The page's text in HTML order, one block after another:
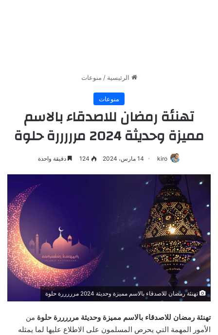
الرئيسية / منوعات
منوعات
تهنئة رمضان للاصدقاء بالاسم
مميزة وحديثة 2024 مرررررة حلوة
kiro 14 مارس، 2024 124 دقيقة واحدة
تهنئة رمضان للاصدقاء بالاسم مميزة وحديثة 2024 مرررررة حلوة
تهنئة رمضان للاصدقاء بالاسم مميزة وحديثة مرررررة حلوة من
الأمور المهمة التي يحرص المسلمون على الاطلاع عليها لما يمثله